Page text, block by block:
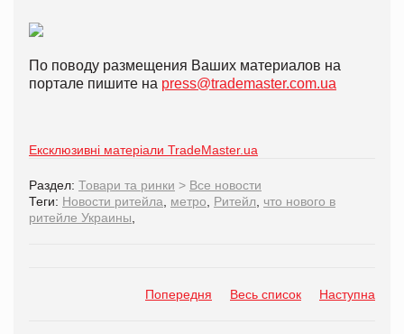
По поводу размещения Ваших материалов на
портале пишите на press@trademaster.com.ua
Ексклюзивні матеріали TradeMaster.ua
Раздел: Товари та ринки > Все новости
Теги: Новости ритейла, метро, Ритейл, что нового в
ритейле Украины,
Попередня Весь список Наступна